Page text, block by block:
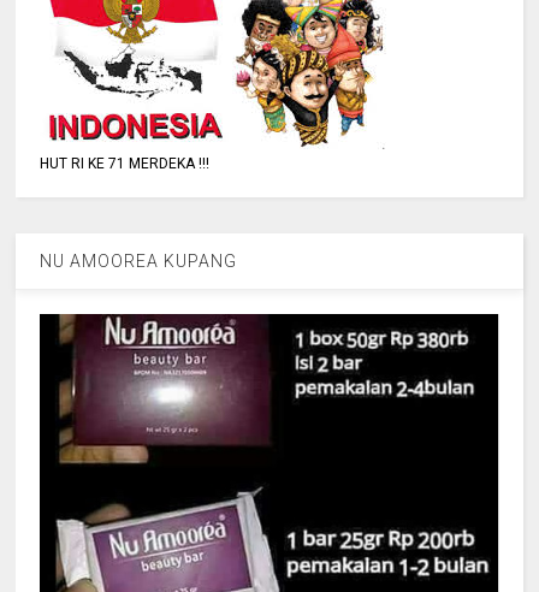
HUT RI KE 71 MERDEKA !!!
NU AMOOREA KUPANG